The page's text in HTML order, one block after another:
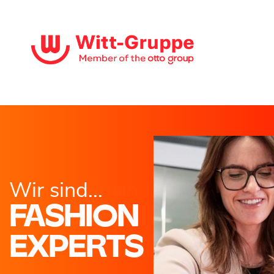
Wir sind...
FASHION
EXPERTS
Wir sind...
MARKETING
SALES PROS